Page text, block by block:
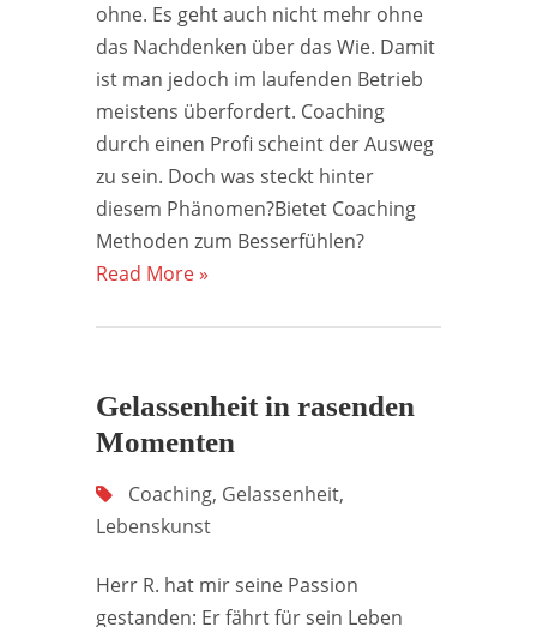
ohne. Es geht auch nicht mehr ohne
das Nachdenken über das Wie. Damit
ist man jedoch im laufenden Betrieb
meistens überfordert. Coaching
durch einen Profi scheint der Ausweg
zu sein. Doch was steckt hinter
diesem Phänomen?Bietet Coaching
Methoden zum Besserfühlen?
Read More »
Gelassenheit in rasenden
Momenten
Coaching, Gelassenheit,
Lebenskunst
Herr R. hat mir seine Passion
gestanden: Er fährt für sein Leben